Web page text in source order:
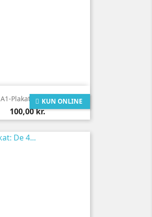
KUN ONLINE
A1-Plakat: De 4...
Pris
100,00 kr.
 Vis her